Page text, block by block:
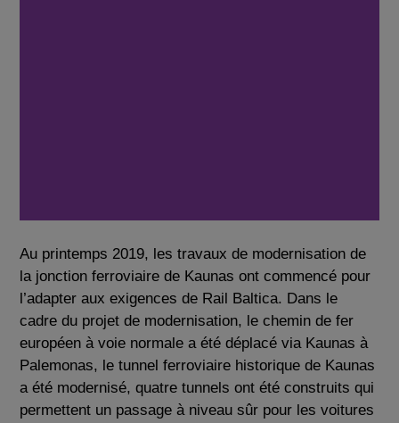
Au printemps 2019, les travaux de modernisation de
la jonction ferroviaire de Kaunas ont commencé pour
l’adapter aux exigences de Rail Baltica. Dans le
cadre du projet de modernisation, le chemin de fer
européen à voie normale a été déplacé via Kaunas à
Palemonas, le tunnel ferroviaire historique de Kaunas
a été modernisé, quatre tunnels ont été construits qui
permettent un passage à niveau sûr pour les voitures